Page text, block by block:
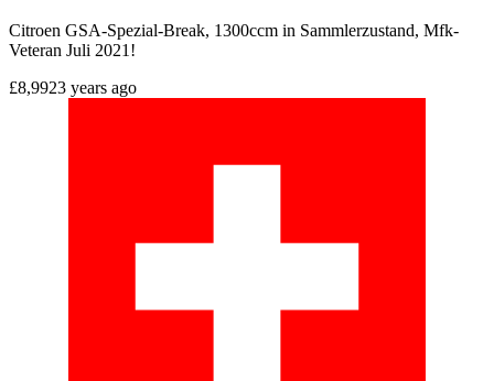
Citroen GSA-Spezial-Break, 1300ccm in Sammlerzustand, Mfk-
Veteran Juli 2021!
£8,9923 years ago